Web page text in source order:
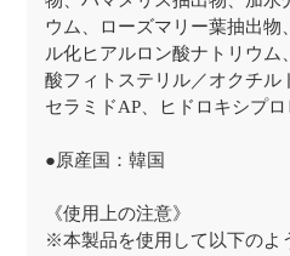
ウム、ローズマリー葉抽出物
ル化ヒアルロン酸ナトリウム
酸フィトステリル／オクチル
セラミドAP、ヒドロキシプ
●原産国：韓国
《使用上の注意》
※本製品を使用して以下のよ